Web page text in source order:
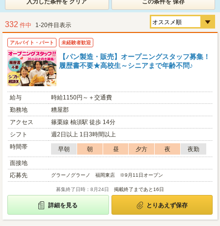
入力した条件を クリア この条件を 保存
332 件中 1-20件目表示
アルバイト・パート 未経験者歓迎
【パン製造・販売】オープニングスタッフ募集！
履歴書不要★高校生～シニアまで年齢不問♪
給与
時給1150円～＋交通費
勤務地
糟屋郡
アクセス
篠栗線 柚須駅 徒歩 14分
シフト
週2日以上 1日3時間以上
時間帯
早朝 朝 昼 夕方 夜
夜勤
面接地
応募先
グラーノグラーノ 福岡東店 ※9月11日オープン
募集終了日時：8月24日 掲載終了まであと16日
詳細を見る とりあえず保存